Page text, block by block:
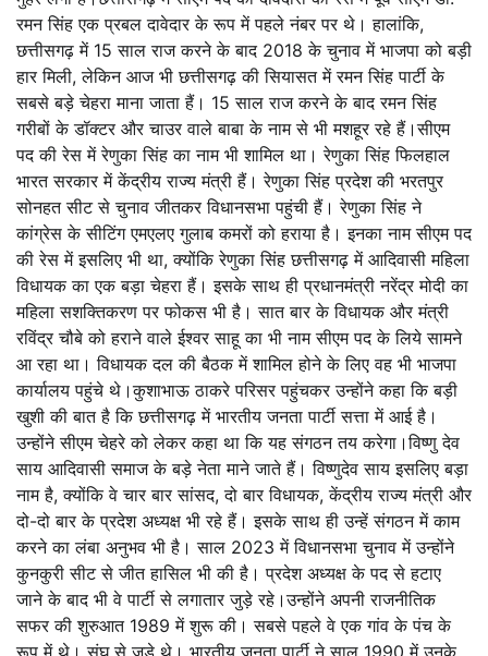
रमन सिंह एक प्रबल दावेदार के रूप में पहले नंबर पर थे। हालांकि,
छत्तीसगढ़ में 15 साल राज करने के बाद 2018 के चुनाव में भाजपा को बड़ी
हार मिली, लेकिन आज भी छत्तीसगढ़ की सियासत में रमन सिंह पार्टी के
सबसे बड़े चेहरा माना जाता हैं। 15 साल राज करने के बाद रमन सिंह
गरीबों के डॉक्टर और चाउर वाले बाबा के नाम से भी मशहूर रहे हैं।सीएम
पद की रेस में रेणुका सिंह का नाम भी शामिल था। रेणुका सिंह फिलहाल
भारत सरकार में केंद्रीय राज्य मंत्री हैं। रेणुका सिंह प्रदेश की भरतपुर
सोनहत सीट से चुनाव जीतकर विधानसभा पहुंची हैं। रेणुका सिंह ने
कांग्रेस के सीटिंग एमएलए गुलाब कमरों को हराया है। इनका नाम सीएम पद
की रेस में इसलिए भी था, क्योंकि रेणुका सिंह छत्तीसगढ़ में आदिवासी महिला
विधायक का एक बड़ा चेहरा हैं। इसके साथ ही प्रधानमंत्री नरेंद्र मोदी का
महिला सशक्तिकरण पर फोकस भी है। सात बार के विधायक और मंत्री
रविंद्र चौबे को हराने वाले ईश्वर साहू का भी नाम सीएम पद के लिये सामने
आ रहा था। विधायक दल की बैठक में शामिल होने के लिए वह भी भाजपा
कार्यालय पहुंचे थे।कुशाभाऊ ठाकरे परिसर पहुंचकर उन्होंने कहा कि बड़ी
खुशी की बात है कि छत्तीसगढ़ में भारतीय जनता पार्टी सत्ता में आई है।
उन्होंने सीएम चेहरे को लेकर कहा था कि यह संगठन तय करेगा।विष्णु देव
साय आदिवासी समाज के बड़े नेता माने जाते हैं। विष्णुदेव साय इसलिए बड़ा
नाम है, क्योंकि वे चार बार सांसद, दो बार विधायक, केंद्रीय राज्य मंत्री और
दो-दो बार के प्रदेश अध्यक्ष भी रहे हैं। इसके साथ ही उन्हें संगठन में काम
करने का लंबा अनुभव भी है। साल 2023 में विधानसभा चुनाव में उन्होंने
कुनकुरी सीट से जीत हासिल भी की है। प्रदेश अध्यक्ष के पद से हटाए
जाने के बाद भी वे पार्टी से लगातार जुड़े रहे।उन्होंने अपनी राजनीतिक
सफर की शुरुआत 1989 में शुरू की। सबसे पहले वे एक गांव के पंच के
रूप में थे। संघ से जुड़े थे। भारतीय जनता पार्टी ने साल 1990 में उनके